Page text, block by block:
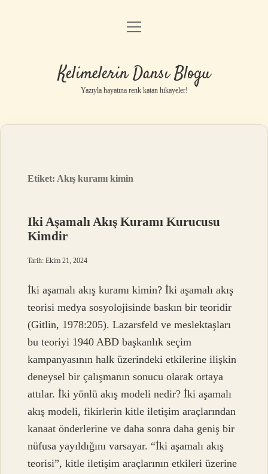
Anasayfa
Yasal Uyarı
menüyü
Kelimelerin Dansı Blogu
Yazıyla hayatına renk katan hikayeler!
Etiket: Akış kuramı kimin
Iki Aşamalı Akış Kuramı Kurucusu
Kimdir
Tarih: Ekim 21, 2024
İki aşamalı akış kuramı kimin? İki aşamalı akış
teorisi medya sosyolojisinde baskın bir teoridir
(Gitlin, 1978:205). Lazarsfeld ve meslektaşları
bu teoriyi 1940 ABD başkanlık seçim
kampanyasının halk üzerindeki etkilerine ilişkin
deneysel bir çalışmanın sonucu olarak ortaya
attılar. İki yönlü akış modeli nedir? İki aşamalı
akış modeli, fikirlerin kitle iletişim araçlarından
kanaat önderlerine ve daha sonra daha geniş bir
nüfusa yayıldığını varsayar. “İki aşamalı akış
teorisi”, kitle iletişim araçlarının etkileri üzerine